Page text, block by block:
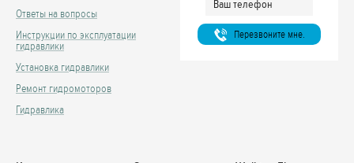
Ответы на вопросы
Инструкции по эксплуатации
гидравлики
Установка гидравлики
Ремонт гидромоторов
Гидравлика
Перезвоните мне.